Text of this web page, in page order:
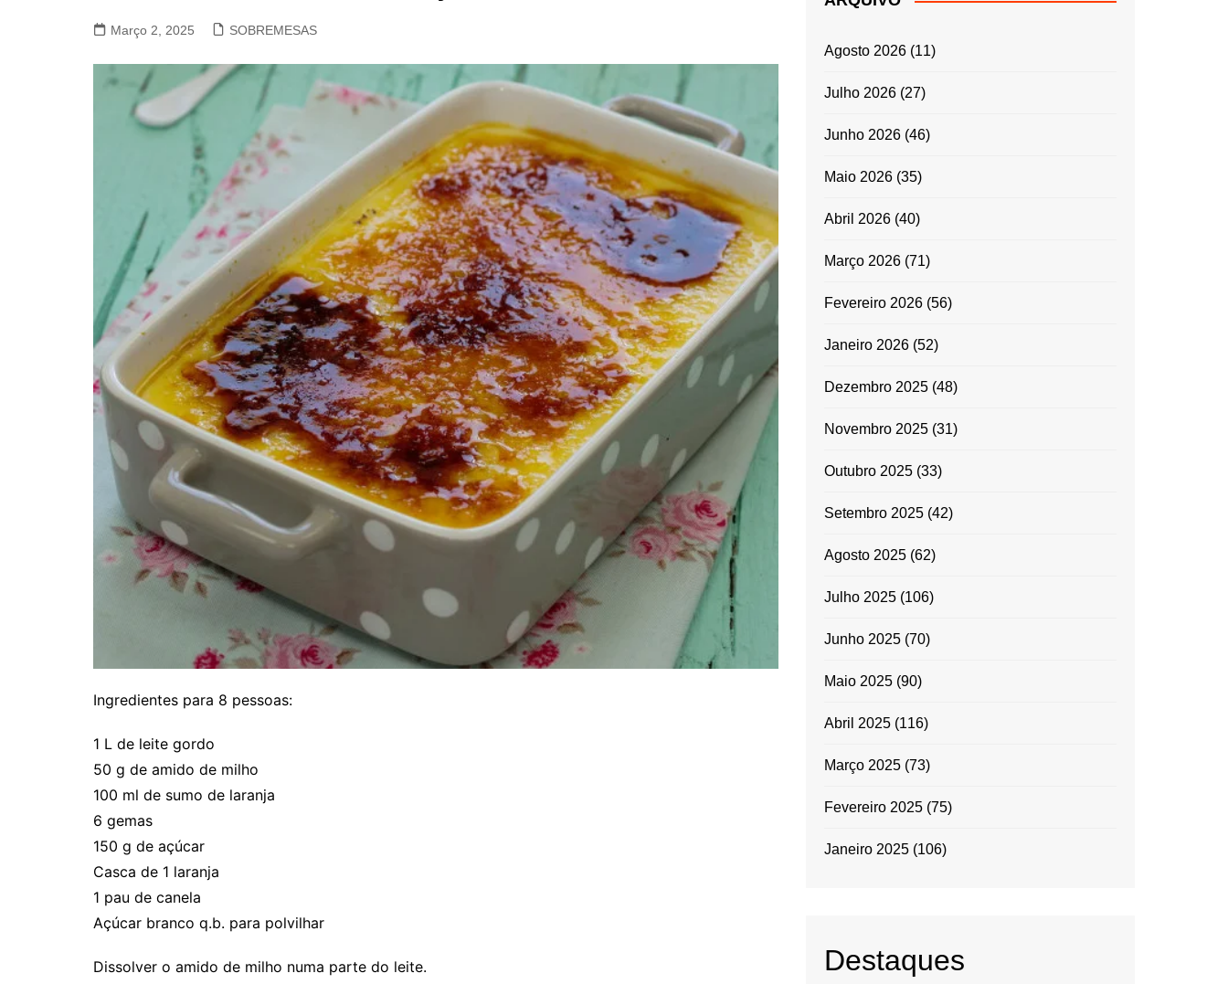
VACA, VITELA, NOVILHO
ENTRADAS E
GRATINADOS
MASSAS
TEMPEROS
MICRO-ONDAS
PORTUGUESA
Março 2, 2025 SOBREMESAS
Ingredientes para 8 pessoas:
1 L de leite gordo
50 g de amido de milho
100 ml de sumo de laranja
6 gemas
150 g de açúcar
Casca de 1 laranja
1 pau de canela
Açúcar branco q.b. para polvilhar
Dissolver o amido de milho numa parte do leite.
Agosto 2026 (11)
Julho 2026 (27)
Junho 2026 (46)
Maio 2026 (35)
Abril 2026 (40)
Março 2026 (71)
Fevereiro 2026 (56)
Janeiro 2026 (52)
Dezembro 2025 (48)
Novembro 2025 (31)
Outubro 2025 (33)
Setembro 2025 (42)
Agosto 2025 (62)
Julho 2025 (106)
Junho 2025 (70)
Maio 2025 (90)
Abril 2025 (116)
Março 2025 (73)
Fevereiro 2025 (75)
Janeiro 2025 (106)
Destaques